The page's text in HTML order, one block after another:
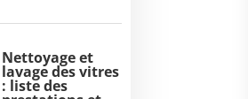
Nettoyage et
lavage des vitres
: liste des